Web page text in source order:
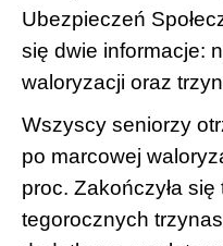
Ubezpieczeń
się dwie informacje:
waloryzacji oraz
Wszyscy seniorzy
po marcowej
proc. Zakończyła się
tegorocznych